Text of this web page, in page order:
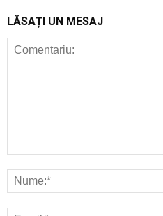
LĂSAȚI UN MESAJ